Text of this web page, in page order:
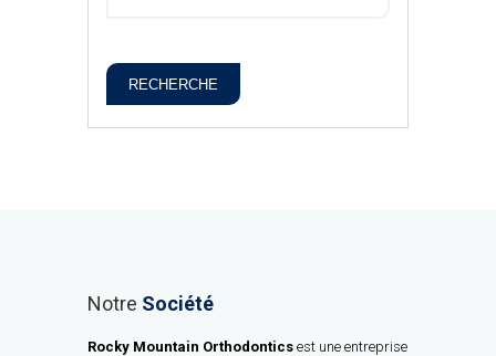
RECHERCHE
Notre Société
Rocky Mountain Orthodontics est une entreprise